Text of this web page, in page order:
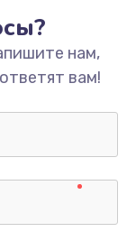
нам,
вам!